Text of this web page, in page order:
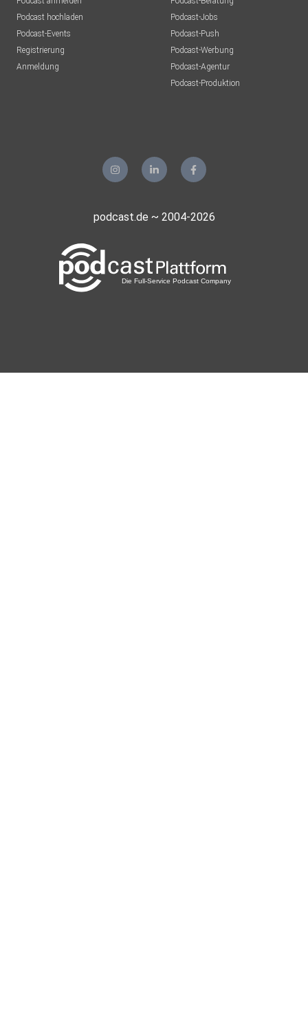
Podcast hochladen
Podcast-Events
Registrierung
Anmeldung
Podcast-Jobs
Podcast-Push
Podcast-Werbung
Podcast-Agentur
Podcast-Produktion
podcast.de ~ 2004-2026